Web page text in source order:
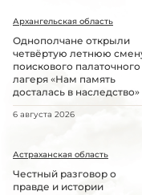
Архангельская область
Однополчане открыли
четвёртую летнюю
поискового палаточного
лагеря «Нам память
досталась в наследство»
6 августа 2026
Астраханская область
Честный разговор о
правде и истории